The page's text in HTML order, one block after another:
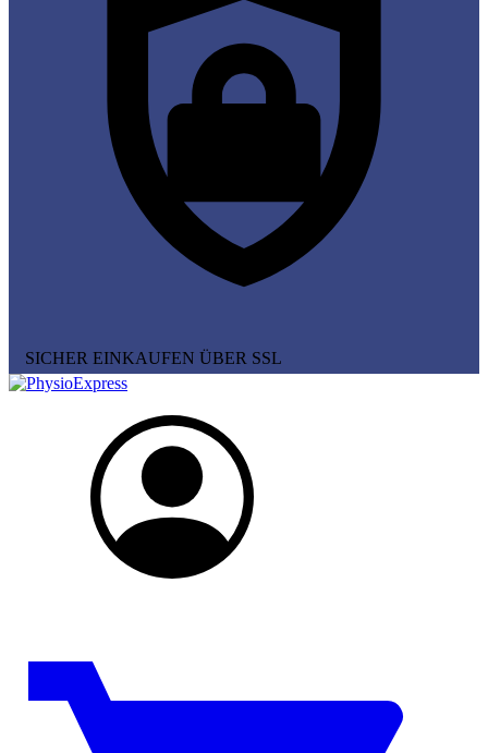
SICHER EINKAUFEN ÜBER SSL